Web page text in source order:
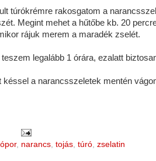
túrókrémre rakosgatom a
Megint mehet a hűtőbe kb. 20
rájuk merem a maradék zselét.
teszem legalább 1 órára, ezalatt
késsel a narancsszeletek mentén
, narancs tojás túró zselatin